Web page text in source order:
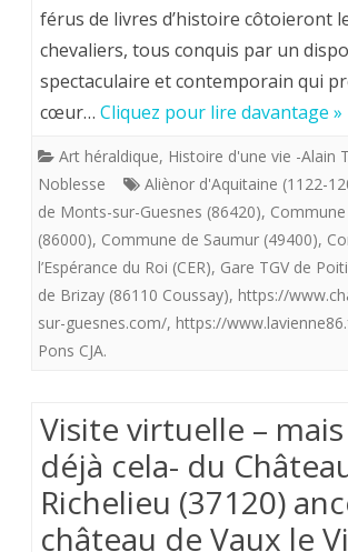
11
km
de
ferme
de
mes
grands
parents
l’épopée
d’Aliènor
au
férus de livres d’histoire côtoieront
chevaliers, tous conquis par un
spectaculaire et contemporain qui
cœur… Cliquez pour lire davantage »
Art héraldique, Histoire d'une vie -Alain
Noblesse
Aliènor d'Aquitaine (1122-
de Monts-sur-Guesnes (86420),
(86000), Commune de Saumur (49400),
l’Espérance du Roi (CER), Gare TGV de
de Brizay (86110 Coussay), https://
sur-guesnes.com/, https://
Pons CJA.
Visite virtuelle – mais
déjà cela- du
Richelieu (37120)
château de Vaux le